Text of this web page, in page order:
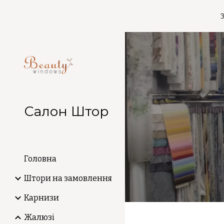
Салон Штор
Головна
Штори на замовлення
Карнизи
Жалюзі